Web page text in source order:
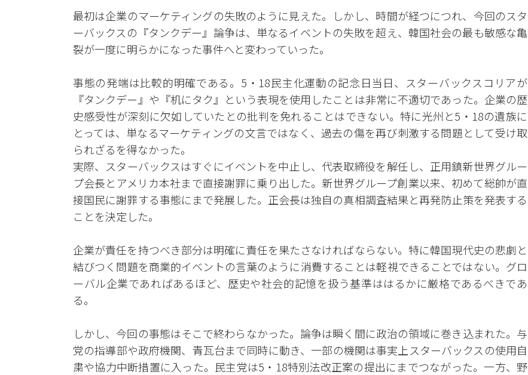
最初は企業のマーケティングの失敗のように見えた。しかし、時間が経つにつれ、今回のスタ
ーバックスの『タンクデー』論争は、単なるイベントの失敗を超え、韓国社会の最も敏感な亀
裂が一度に明らかになった事件へと変わっていった。
事態の発端は比較的明確である。5・18民主化運動の記念日当日、スターバックスコリアが
『タンクデー』や『机にタク』という表現を使用したことは非常に不適切であった。企業の歴
史感受性が深刻に欠如していたとの批判を免れることはできない。特に光州と5・18の遺族に
とっては、単なるマーケティングの文言ではなく、過去の傷を再び刺激する問題として受け取
られざるを得なかった。
実際、スターバックスはすぐにイベントを中止し、代表取締役を解任し、正用鎮新世界グルー
プ会長とアメリカ本社まで直接謝罪に乗り出した。新世界グループ創業以来、初めて総帥が直
接国民に謝罪する事態にまで発展した。正会長は独自の真相調査結果と再発防止策を発表する
ことを決定した。
企業が責任を持つべき部分は明確に責任を果たさなければならない。特に韓国現代史の悲劇と
結びつく問題を商業的イベントの言葉のように消費することは軽視できることではない。グロ
ーバル企業であればあるほど、歴史や社会的記憶を扱う基準ははるかに厳格であるべきであ
る。
しかし、今回の事態はそこで終わらなかった。論争は瞬く間に政治の領域に巻き込まれた。与
党の指導部や政府機関、青瓦台まで同時に動き、一部の機関は事実上スターバックスの使用自
粛や協力中断措置に入った。民主党は5・18特別法改正案の提出にまでつながった。一方、野